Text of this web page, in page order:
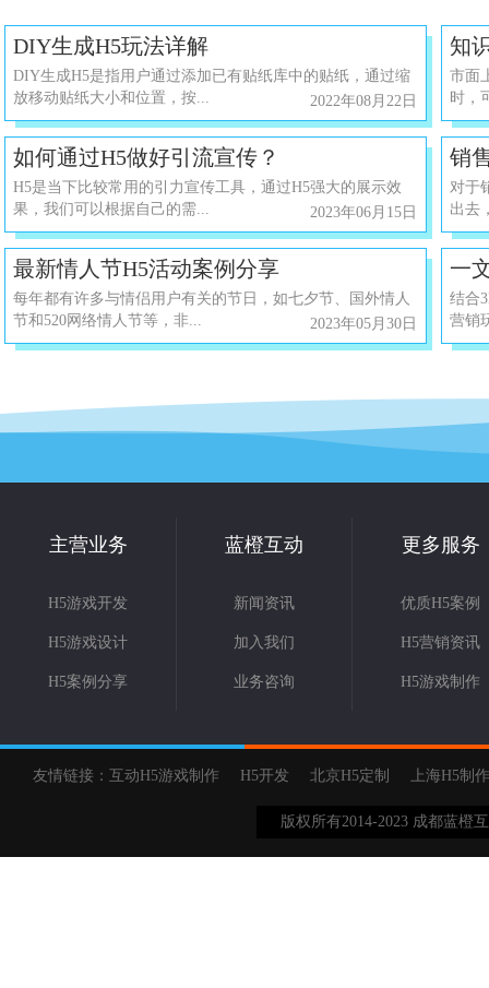
DIY生成H5玩法详解
DIY生成H5是指用户通过添加已有贴纸库中的贴纸，通过缩
放移动贴纸大小和位置，按...
2022年08月22日
知
市面
时，
​如何通过H5做好引流宣传？
​H5是当下比较常用的引力宣传工具，通过H5强大的展示效
果，我们可以根据自己的需...
2023年06月15日
销
对于
出去
​最新情人节H5活动案例分享
​每年都有许多与情侣用户有关的节日，如七夕节、国外情人
节和520网络情人节等，非...
2023年05月30日
一
结合
营销
主营业务
H5游戏开发
H5游戏设计
H5案例分享
蓝橙互动
新闻资讯
加入我们
业务咨询
更多服务
优质H5案例
H5营销资讯
H5游戏制作
友情链接： 互动H5游戏制作 H5开发 北京H5定制 上海H5制作
版权所有2014-2023 成都蓝橙